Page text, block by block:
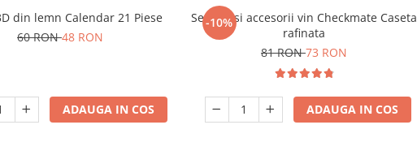
din lemn Calendar 21 Piese
60 RON48 RON
ADAUGA IN COS
-10%
Set sah si accesorii vin Checkmate Caseta
rafinata
81 RON73 RON
ADAUGA IN COS